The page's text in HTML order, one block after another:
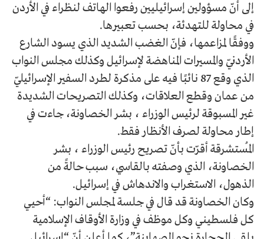
إلى أنّ مسؤولين إسرائيليين رفعوا الهاتف لنظراء في الأردن
في محاولة للتهدئة، بحسب تعبيرها.
ووفقًا لمزاعمها، فإنّ الغضب الشديد الذي يسود الشارع
الأردنيّ والمسيرات المناهضة لإسرائيل وكذلك مجلس النواب
الذي وقع 87 نائبًا فيه على مذكرة لطرد السفير الإسرائيليّ
من عمان وقطع العلاقات، وكذلك التصريحات الشديدة
غير المسبوقة لرئيس الوزراء ، بشر الخصاونة، جاءت في
إطار محاولة لصرف الأنظار فقط.
المُستشرقة أقرّت بأنّ تصريح رئيس الوزراء ، بشر
الخصاونة، الذي وصفته بالقاسي، سبب حالةً من
الذهول، الاستغراب والاندهاش في إسرائيل.
وكان الخصاونة قد قال في جلسة لمجلس النواب: “أحيي
كل فلسطيني وكل موظف في وزارة الأوقاف الإسلامية